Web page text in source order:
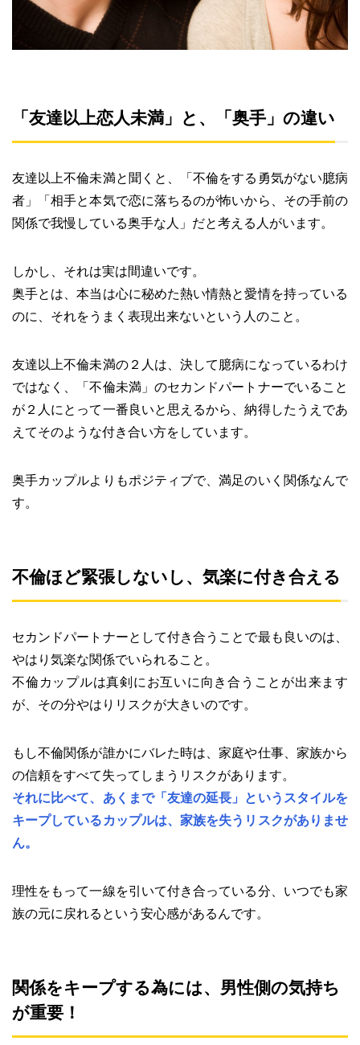
「友達以上恋人未満」と、「奥手」の違い
友達以上不倫未満と聞くと、「不倫をする勇気がない臆病
者」「相手と本気で恋に落ちるのが怖いから、その手前の
関係で我慢している奥手な人」だと考える人がいます。
しかし、それは実は間違いです。
奥手とは、本当は心に秘めた熱い情熱と愛情を持っている
のに、それをうまく表現出来ないという人のこと。
友達以上不倫未満の２人は、決して臆病になっているわけ
ではなく、「不倫未満」のセカンドパートナーでいること
が２人にとって一番良いと思えるから、納得したうえであ
えてそのような付き合い方をしています。
奥手カップルよりもポジティブで、満足のいく関係なんで
す。
不倫ほど緊張しないし、気楽に付き合える
セカンドパートナーとして付き合うことで最も良いのは、
やはり気楽な関係でいられること。
不倫カップルは真剣にお互いに向き合うことが出来ます
が、その分やはりリスクが大きいのです。
もし不倫関係が誰かにバレた時は、家庭や仕事、家族から
の信頼をすべて失ってしまうリスクがあります。
それに比べて、あくまで「友達の延長」というスタイルを
キープしているカップルは、家族を失うリスクがありませ
ん。
理性をもって一線を引いて付き合っている分、いつでも家
族の元に戻れるという安心感があるんです。
関係をキープする為には、男性側の気持ち
が重要！